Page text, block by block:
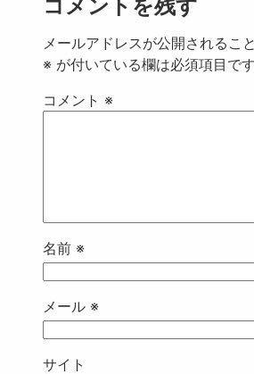
コメントを残す
メールアドレスが公開されるこ
※ が付いている欄は必須項目です
コメント ※
名前 ※
メール ※
サイト